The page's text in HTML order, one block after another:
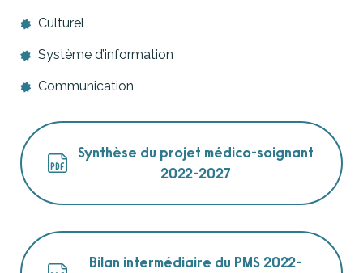
Culturel
Système d’information
Communication
Synthèse du projet médico-soignant
2022-2027
Bilan intermédiaire du PMS 2022-